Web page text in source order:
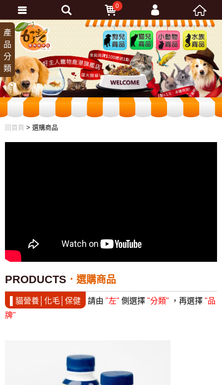
狗兒
商品
貓兒
商品
小動
物商
品
水族
商品
回首頁 > 選購商品
產
品
分
類
PRODUCTS 選購商品
▌貓營養│化毛│保健 請由 "左" 側選擇 "分類" ，再選擇 "品
牌"
0
會員登入
忘記密碼
加入會員
訂單查詢